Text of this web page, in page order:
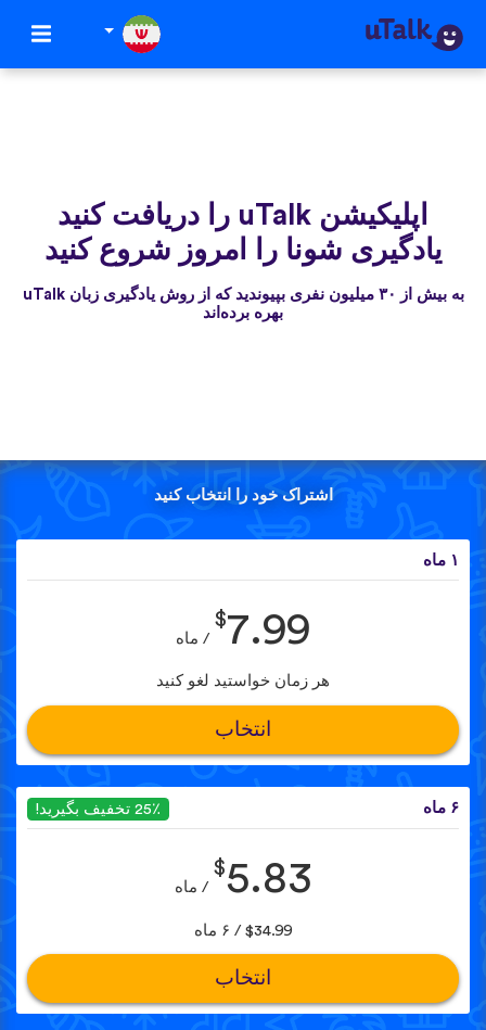
اپلیکیشن uTalk‌ را دریافت کنید
یادگیری شونا را امروز شروع کنید
به بیش از ۳۰ میلیون نفری بپیوندید که از روش یادگیری زبان uTalk
بهره برده‌اند
اشتراک خود را انتخاب کنید
۱ ماه
$7.99 / ماه
هر زمان خواستید لغو کنید
انتخاب
۶ ماه 25٪ تخفیف بگیرید!
$5.83 / ماه
$34.99 / ۶ ماه
انتخاب